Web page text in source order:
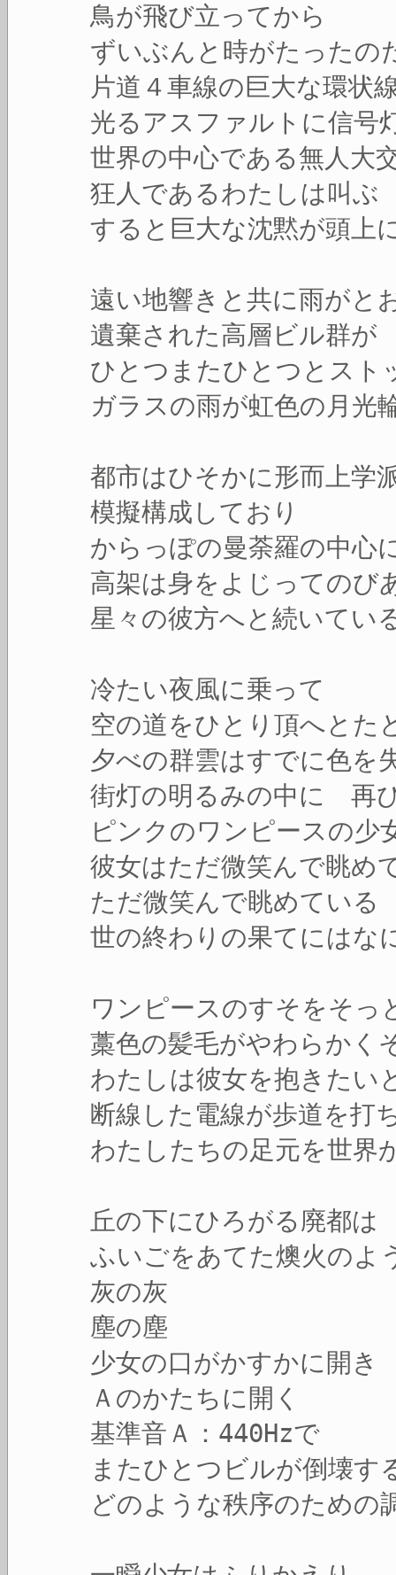
鳥が飛び立ってから
ずいぶんと時がたったの
片道４車線の巨大な環状
光るアスファルトに信号
世界の中心である無人大
狂人であるわたしは叫ぶ
すると巨大な沈黙が頭上
遠い地響きと共に雨がと
遺棄された高層ビル群が
ひとつまたひとつとスト
ガラスの雨が虹色の月光
都市はひそかに形而上学
模擬構成しており
からっぽの曼荼羅の中心
高架は身をよじってのび
星々の彼方へと続いてい
冷たい夜風に乗って
空の道をひとり頂へとた
夕べの群雲はすでに色を
街灯の明るみの中に 再
ピンクのワンピースの少
彼女はただ微笑んで眺め
ただ微笑んで眺めている
世の終わりの果てにはな
ワンピースのすそをそっ
藁色の髪毛がやわらかく
わたしは彼女を抱きたい
断線した電線が歩道を打
わたしたちの足元を世界
丘の下にひろがる廃都は
ふいごをあてた燠火のよ
灰の灰
塵の塵
少女の口がかすかに開き
Ａのかたちに開く
基準音Ａ：440Hzで
またひとつビルが倒壊す
どのような秩序のための